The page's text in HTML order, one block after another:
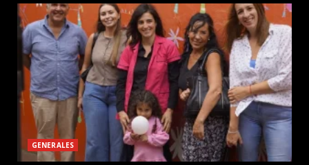
GENERALES